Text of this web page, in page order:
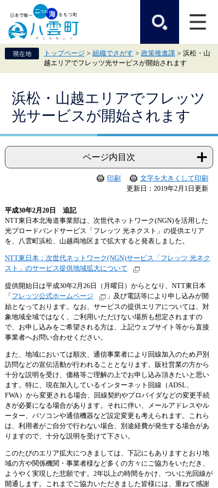
頭
で
飛
ば
て
トップページ > 組織でさがす > 政策推進課 > 浜松・山
越エリアでフレッツ光サービスが開始されます
浜松・山越エリアでフレッツ
光サービスが開始されます
ページ内目次
印刷
文字を大きくして印刷
更新日：2019年2月1日更新
平成30年2月20日 追記
NTT東日本北海道事業部は、次世代ネットワーク(NGN)を活用した
光ブロードバンドサービス「フレッツ 光ネクスト」の提供エリア
を、八雲町浜松、山越両地区まで拡大すると発表しました。
NTT東日本：次世代ネットワーク(NGN)サービス「フレッツ 光ネク
スト」のサービス提供地域拡大について
提供開始日は平成30年2月26日（月曜日）からとなり、NTT東日本
「 フレッツ公式ホームページ
」及び電話等により申し込みが開
始となっております。なお、サービスの提供エリアについては、対
象地域全域ではなく、ご利用いただけない場所も想定されますの
で、お申し込みをご希望される方は、上記ウェブサイト等から直接
事業者へお問い合わせください。
また、地域においては順次、通信事業者により回線加入のため戸別
訪問などの宣伝活動が行われることとなります。販社営業の方から
十分な説明を受け、価格等ご理解の上でお申し込み頂きたいと思い
ます。特に、現在加入しているインターネット回線（ADSL、
FWA）から変更される場合、回線契約やプロバイダなどの変更手続
きが必要になる場合があります。それに伴い、メールアドレスやル
ーター、パソコンや通信機器など設定変更も考えられます。これら
は、利用者がご自分で行わない場合、別途経費が発生する場合があ
りますので、十分な説明を受けて下さい。
このたびのエリア拡大につきましては、下記にもありますとおり地
域の方や関係機関・事業者様など多くの方々にご協力をいただき、
ようやく実現した悲願です。2年以上の時間をかけ、ついに光回線が
開通します。これまでご協力いただきました皆様には、重ねて感謝